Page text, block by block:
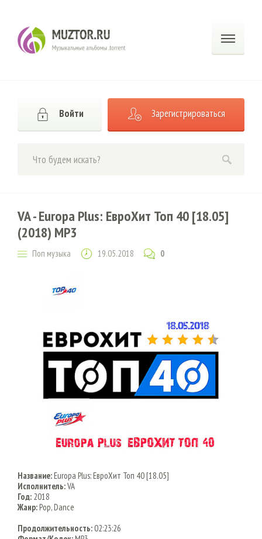
Войти Зарегистрироваться
VA - Europa Plus: ЕвроХит Топ 40 [18.05]
(2018) MP3
Поп музыка 19.05.2018 0
Название:Europa Plus: ЕвроХит Топ 40 [18.05]
Исполнитель:VA
Год: 2018
Жанр:Pop, Dance
Продолжительность:02:23:26